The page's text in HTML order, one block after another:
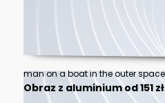
Obraz z aluminium od 151 zł